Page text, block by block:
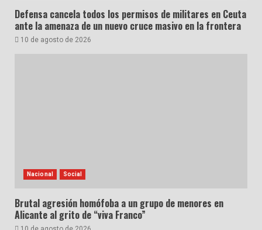
Defensa cancela todos los permisos de militares en Ceuta
ante la amenaza de un nuevo cruce masivo en la frontera
10 de agosto de 2026
Nacional Social
Brutal agresión homófoba a un grupo de menores en
Alicante al grito de “viva Franco”